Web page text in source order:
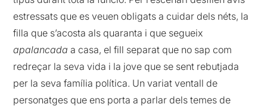
estressats que es veuen obligats a cuidar dels néts, la
filla que s’acosta als quaranta i que segueix
apalancada a casa, el fill separat que no sap com
redreçar la seva vida i la jove que se sent rebutjada
per la seva família política. Un variat ventall de
personatges que ens porta a parlar dels temes de